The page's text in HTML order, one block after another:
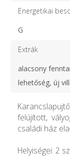
Energetikai
G
Extrák
alacsony
lehetőség, új
felújított,
családi ház
Helyiségei: 2